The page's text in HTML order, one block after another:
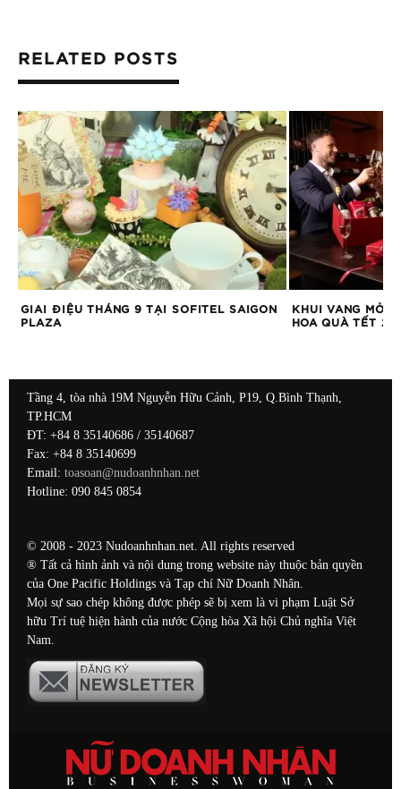
RELATED POSTS
GIAI ĐIỆU THÁNG 9 TẠI SOFITEL SAIGON
PLAZA
KHUI VANG MỞ
HOA QUÀ TẾT
Tầng 4, tòa nhà 19M Nguyễn Hữu Cảnh, P19, Q.Bình Thạnh,
TP.HCM
ĐT: +84 8 35140686 / 35140687
Fax: +84 8 35140699
Email: toasoan@nudoanhnhan.net
Hotline: 090 845 0854
© 2008 - 2023 Nudoanhnhan.net. All rights reserved
® Tất cả hình ảnh và nội dung trong website này thuộc bản quyền
của One Pacific Holdings và Tạp chí Nữ Doanh Nhân.
Mọi sự sao chép không được phép sẽ bị xem là vi phạm Luật Sở
hữu Trí tuệ hiện hành của nước Cộng hòa Xã hội Chủ nghĩa Việt
Nam.